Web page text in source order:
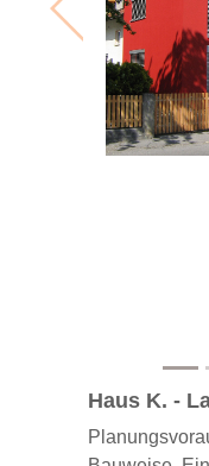
Haus K. -
Previous